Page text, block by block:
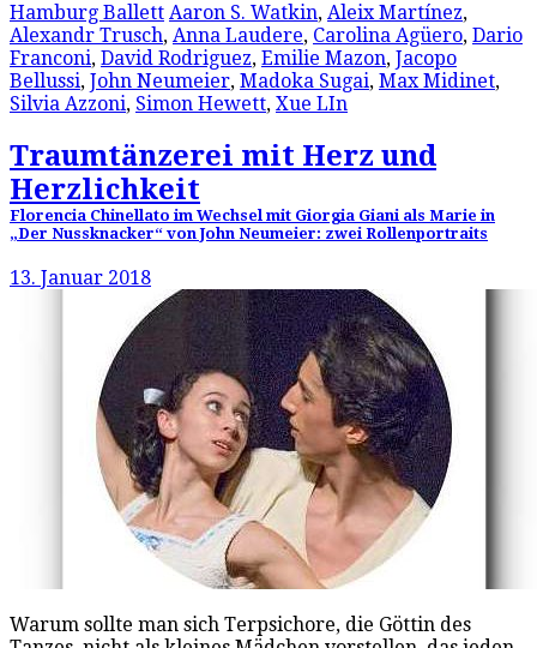
Hamburg Ballett Aaron S. Watkin, Aleix Martínez,
Alexandr Trusch, Anna Laudere, Carolina Agüero, Dario
Franconi, David Rodriguez, Emilie Mazon, Jacopo
Bellussi, John Neumeier, Madoka Sugai, Max Midinet,
Silvia Azzoni, Simon Hewett, Xue LIn
Traumtänzerei mit Herz und
Herzlichkeit
Florencia Chinellato im Wechsel mit Giorgia Giani als Marie in
„Der Nussknacker“ von John Neumeier: zwei Rollenportraits
13. Januar 2018
Warum sollte man sich Terpsichore, die Göttin des